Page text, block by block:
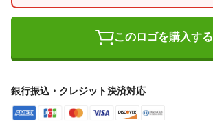
このロゴを購入する
銀行振込・クレジット決済対応